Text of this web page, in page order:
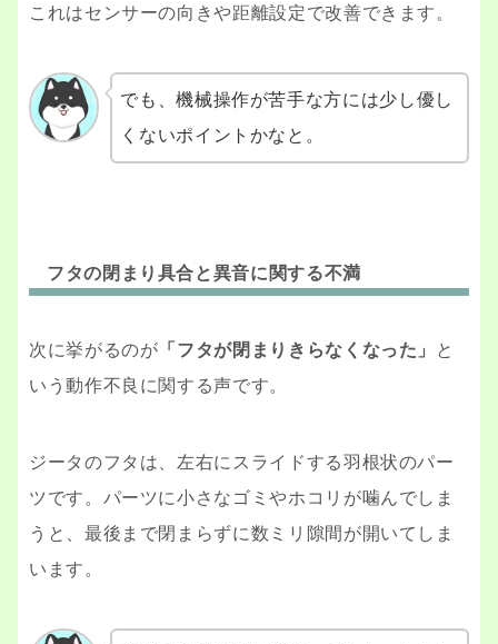
これはセンサーの向きや距離設定で改善できます。
でも、機械操作が苦手な方には少し優し
くないポイントかなと。
フタの閉まり具合と異音に関する不満
次に挙がるのが 「フタが閉まりきらなくなった」
と
いう動作不良に関する声です。
ジータのフタは、左右にスライドする羽根状のパー
ツです。パーツに小さなゴミやホコリが噛んでしま
うと、最後まで閉まらずに数ミリ隙間が開いてしま
います。